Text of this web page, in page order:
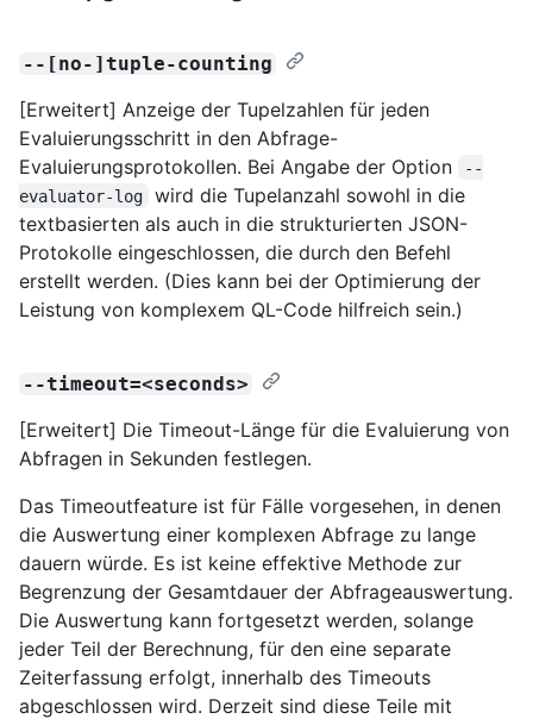
--[no-]tuple-counting
[Erweitert] Anzeige der Tupelzahlen für jeden
Evaluierungsschritt in den Abfrage-
Evaluierungsprotokollen. Bei Angabe der Option
--
evaluator-log
wird die Tupelanzahl sowohl in die
textbasierten als auch in die strukturierten JSON-
Protokolle eingeschlossen, die durch den Befehl
erstellt werden. (Dies kann bei der Optimierung der
Leistung von komplexem QL-Code hilfreich sein.)
--timeout=<seconds>
[Erweitert] Die Timeout-Länge für die Evaluierung von
Abfragen in Sekunden festlegen.
Das Timeoutfeature ist für Fälle vorgesehen, in denen
die Auswertung einer komplexen Abfrage zu lange
dauern würde. Es ist keine effektive Methode zur
Begrenzung der Gesamtdauer der Abfrageauswertung.
Die Auswertung kann fortgesetzt werden, solange
jeder Teil der Berechnung, für den eine separate
Zeiterfassung erfolgt, innerhalb des Timeouts
abgeschlossen wird. Derzeit sind diese Teile mit